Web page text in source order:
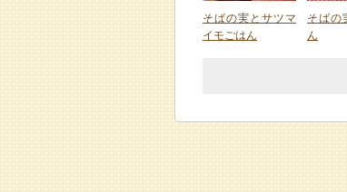
そばの実とサツマ
イモごはん
そばの
ん